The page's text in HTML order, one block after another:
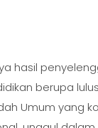
hasil
berupa
Umum yang